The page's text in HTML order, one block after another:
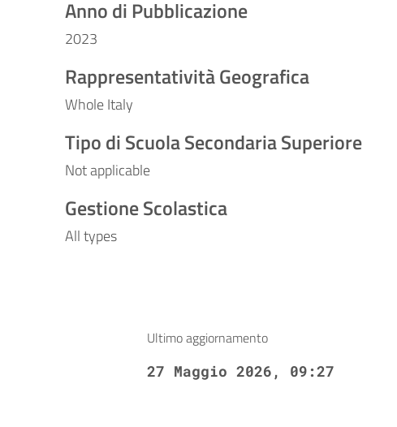
Anno di Pubblicazione
2023
Rappresentatività Geografica
Whole Italy
Tipo di Scuola Secondaria Superiore
Not applicable
Gestione Scolastica
All types
Ultimo aggiornamento
27 Maggio 2026, 09:27